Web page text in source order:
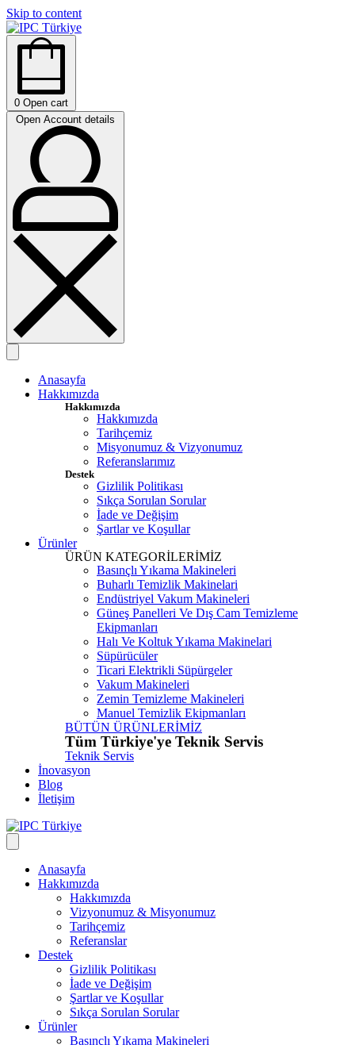
Skip to content
0 Open cart
Open Account details
Anasayfa
Hakkımızda
Hakkımızda
Hakkımızda
Tarihçemiz
Misyonumuz & Vizyonumuz
Referanslarımız
Destek
Gizlilik Politikası
Sıkça Sorulan Sorular
İade ve Değişim
Şartlar ve Koşullar
Ürünler
ÜRÜN KATEGORİLERİMİZ
Basınçlı Yıkama Makineleri
Buharlı Temizlik Makinelari
Endüstriyel Vakum Makineleri
Güneş Panelleri Ve Dış Cam Temizleme
Ekipmanları
Halı Ve Koltuk Yıkama Makinelari
Süpürücüler
Ticari Elektrikli Süpürgeler
Vakum Makineleri
Zemin Temizleme Makineleri
Manuel Temizlik Ekipmanları
BÜTÜN ÜRÜNLERİMİZ
Tüm Türkiye'ye Teknik Servis
Teknik Servis
İnovasyon
Blog
İletişim
Anasayfa
Hakkımızda
Hakkımızda
Vizyonumuz & Misyonumuz
Tarihçemiz
Referanslar
Destek
Gizlilik Politikası
İade ve Değişim
Şartlar ve Koşullar
Sıkça Sorulan Sorular
Ürünler
Basınçlı Yıkama Makineleri